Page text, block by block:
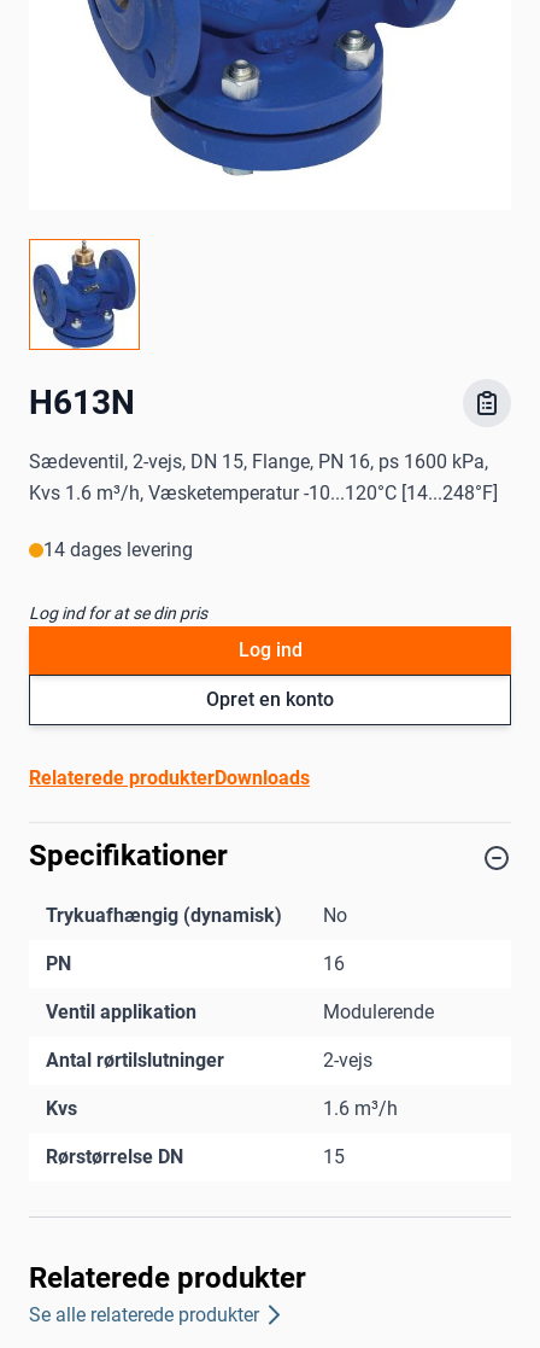
H613N
Sædeventil, 2-vejs, DN 15, Flange, PN 16, ps 1600 kPa,
Kvs 1.6 m³/h, Væsketemperatur -10...120°C [14...248°F]
14 dages levering
Log ind for at se din pris
Opret en konto
Log ind
Relaterede produkterDownloads
Specifikationer
Trykuafhængig (dynamisk) No
PN 16
Ventil applikation Modulerende
Antal rørtilslutninger 2-vejs
Kvs 1.6 m³/h
Rørstørrelse DN 15
Relaterede produkter
Se alle relaterede produkter